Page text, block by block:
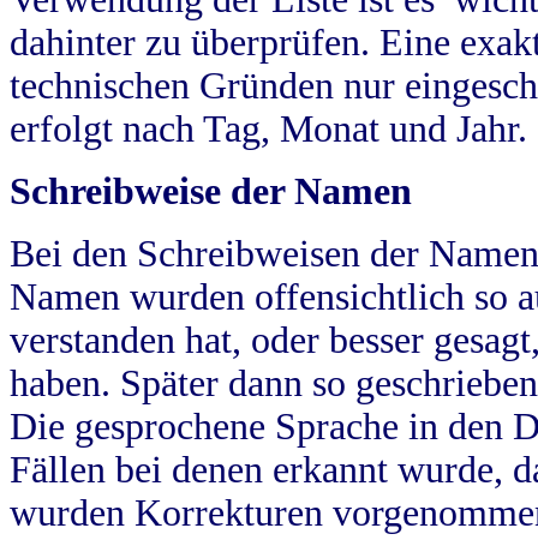
dahinter zu überprüfen. Eine
technischen Gründen nur
erfolgt nach Tag, Monat und Jahr.
Schreibweise der Namen
Bei den Schreibweisen der
Namen wurden offensichtlich so
verstanden hat, oder besser
haben. Später dann so
Die gesprochene Sprache in
Fällen bei denen erkannt wurde,
wurden Korrekturen